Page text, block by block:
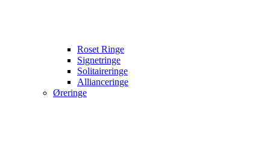
Roset Ringe
Signetringe
Solitaireringe
Allianceringe
Øreringe